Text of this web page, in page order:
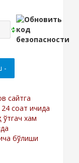
сайтга
соат ичида
ўтгач хам
бўлиши